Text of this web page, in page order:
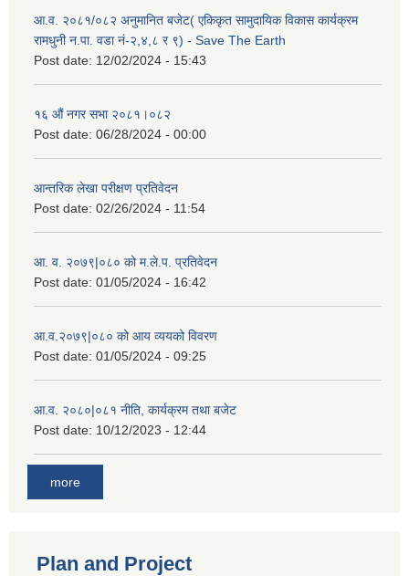
आ.व. २०८१/०८२ अनुमानित बजेट( एकिकृत सामुदायिक विकास कार्यक्रम
रामधुनी न.पा. वडा नं-२,४,८ र ९) - Save The Earth
Post date: 12/02/2024 - 15:43
१६ औं नगर सभा २०८१।०८२
Post date: 06/28/2024 - 00:00
आन्तरिक लेखा परीक्षण प्रतिवेदन
Post date: 02/26/2024 - 11:54
आ. व. २०७९|०८० को म.ले.प. प्रतिवेदन
Post date: 01/05/2024 - 16:42
आ.व.२०७९|०८० को आय व्ययको विवरण
Post date: 01/05/2024 - 09:25
आ.व. २०८०|०८१ नीति, कार्यक्रम तथा बजेट
Post date: 10/12/2023 - 12:44
more
Plan and Project